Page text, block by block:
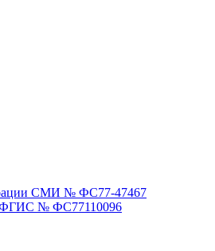
СМИ № ФС77-47467
ФГИС № ФС77110096